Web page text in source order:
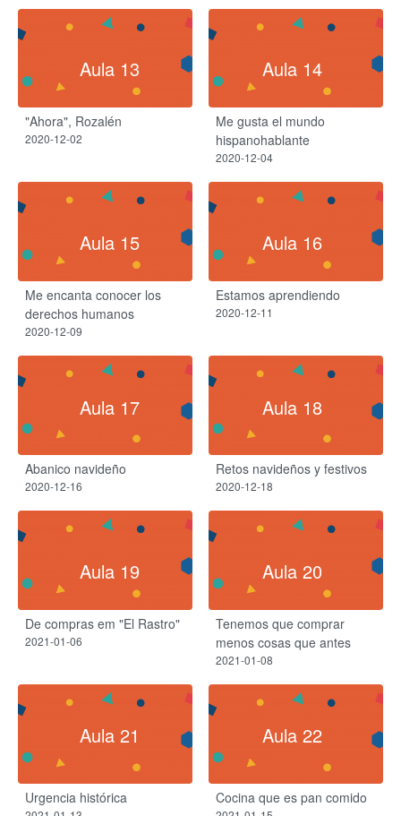
Aula 13
"Ahora", Rozalén
2020-12-02
Aula 14
Me gusta el mundo
hispanohablante
2020-12-04
Aula 15
Me encanta conocer los
derechos humanos
2020-12-09
Aula 16
Estamos aprendiendo
2020-12-11
Aula 17
Abanico navideño
2020-12-16
Aula 18
Retos navideños y festivos
2020-12-18
Aula 19
De compras em "El Rastro"
2021-01-06
Aula 20
Tenemos que comprar
menos cosas que antes
2021-01-08
Aula 21
Urgencia histórica
Aula 22
Cocina que es pan comido